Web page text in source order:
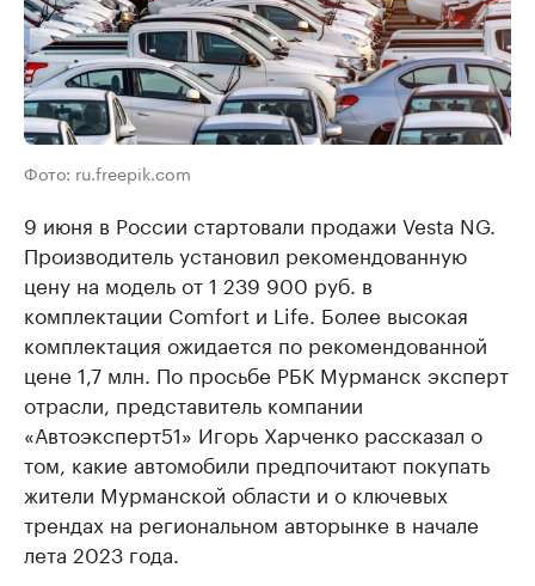
Фото: ru.freepik.com
9 июня в России стартовали продажи Vesta NG.
Производитель установил рекомендованную
цену на модель от 1 239 900 руб. в
комплектации Comfort и Life. Более высокая
комплектация ожидается по рекомендованной
цене 1,7 млн. По просьбе РБК Мурманск эксперт
отрасли, представитель компании
«Автоэксперт51» Игорь Харченко рассказал о
том, какие автомобили предпочитают покупать
жители Мурманской области и о ключевых
трендах на региональном авторынке в начале
лета 2023 года.